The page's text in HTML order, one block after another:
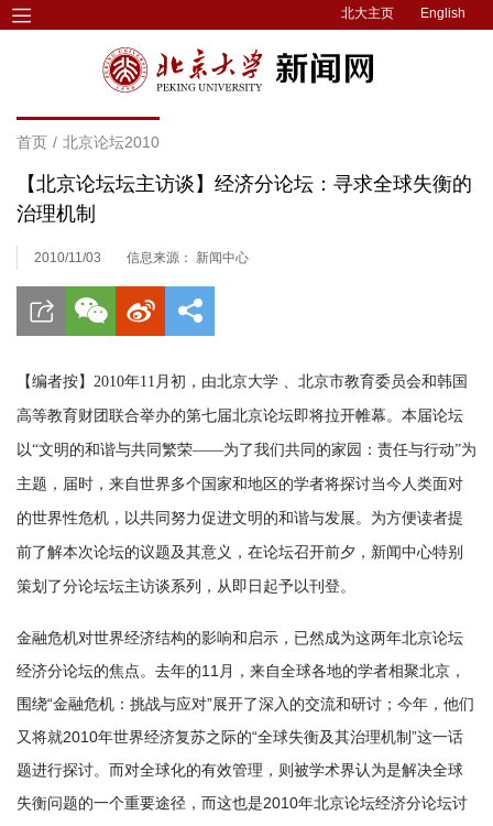
北大主页 English
首页 / 北京论坛2010
【北京论坛坛主访谈】经济分论坛：寻求全球失衡的
治理机制
2010/11/03 信息来源： 新闻中心
【编者按】2010年11月初，由北京大学 、北京市教育委员会和韩国
高等教育财团联合举办的第七届北京论坛即将拉开帷幕。本届论坛
以“文明的和谐与共同繁荣——为了我们共同的家园：责任与行动”为
主题，届时，来自世界多个国家和地区的学者将探讨当今人类面对
的世界性危机，以共同努力促进文明的和谐与发展。为方便读者提
前了解本次论坛的议题及其意义，在论坛召开前夕，新闻中心特别
策划了分论坛坛主访谈系列，从即日起予以刊登。
金融危机对世界经济结构的影响和启示，已然成为这两年北京论坛
经济分论坛的焦点。去年的11月，来自全球各地的学者相聚北京，
围绕“金融危机：挑战与应对”展开了深入的交流和研讨；今年，他们
又将就2010年世界经济复苏之际的“全球失衡及其治理机制”这一话
题进行探讨。而对全球化的有效管理，则被学术界认为是解决全球
失衡问题的一个重要途径，而这也是2010年北京论坛经济分论坛讨